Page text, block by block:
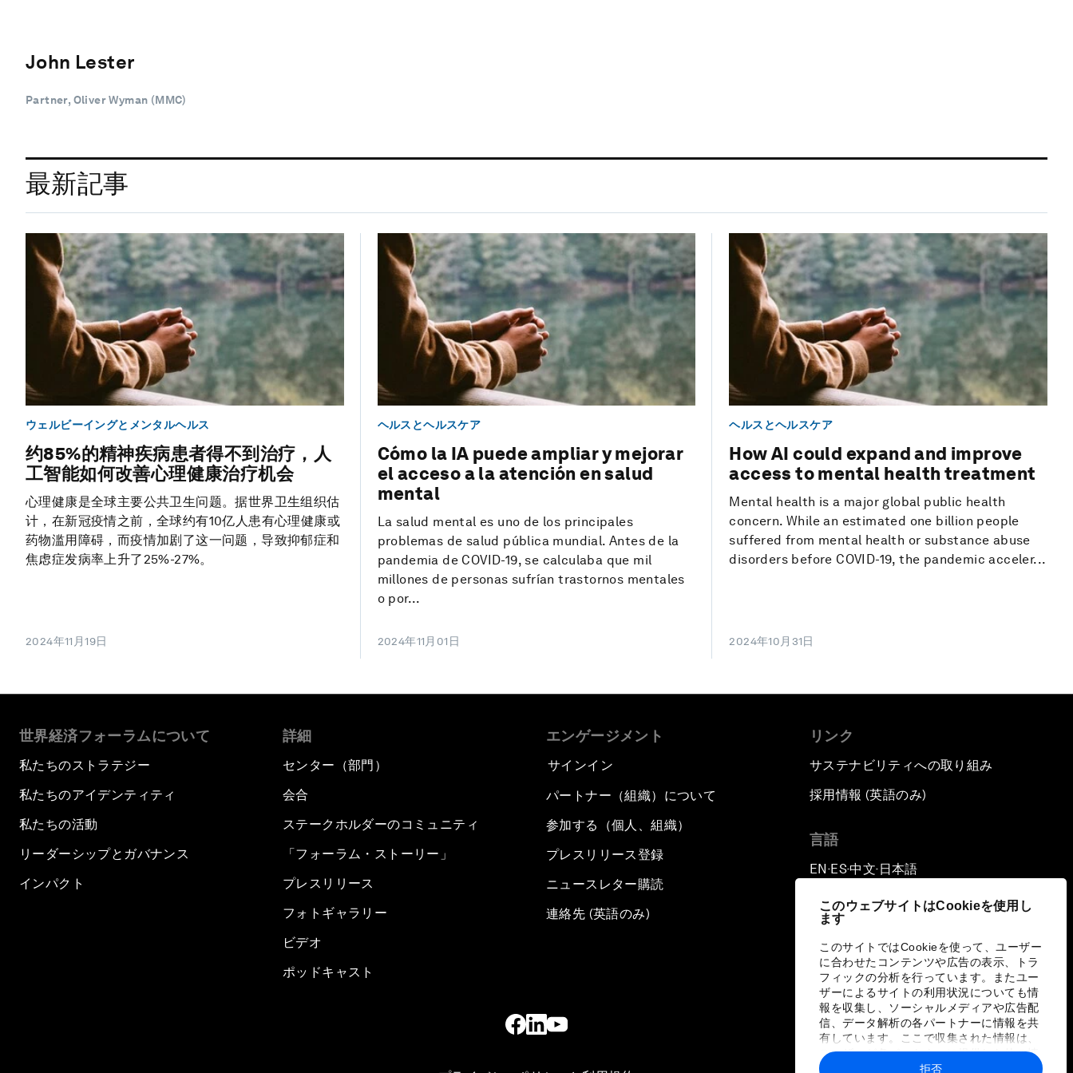
このウェブサイトはCookieを使用し
ます
このサイトではCookieを使って、ユーザー
に合わせたコンテンツや広告の表示、トラ
フィックの分析を行っています。またユー
ザーによるサイトの利用状況についても情
報を収集し、ソーシャルメディアや広告配
信、データ解析の各パートナーに情報を共
有しています。ここで収集された情報は、
ユーザーが各パートナーに提供した他の情
報や各パートナーのサービスを使用した際
拒否
John Lester
Partner, Oliver Wyman (MMC)
最新記事
ウェルビーイングとメンタルヘルス
约85%的精神疾病患者得不到治疗，人
工智能如何改善心理健康治疗机会
心理健康是全球主要公共卫生问题。据世界卫生组织估
计，在新冠疫情之前，全球约有10亿人患有心理健康或
药物滥用障碍，而疫情加剧了这一问题，导致抑郁症和
焦虑症发病率上升了25%-27%。
2024年11月19日
ヘルスとヘルスケア
Cómo la IA puede ampliar y mejorar
el acceso a la atención en salud
mental
La salud mental es uno de los principales
problemas de salud pública mundial. Antes de la
pandemia de COVID-19, se calculaba que mil
millones de personas sufrían trastornos mentales
o por...
2024年11月01日
ヘルスとヘルスケア
How AI could expand and improve
access to mental health treatment
Mental health is a major global public health
concern. While an estimated one billion people
suffered from mental health or substance abuse
disorders before COVID-19, the pandemic acceler...
2024年10月31日
世界経済フォーラムについて
私たちのストラテジー
私たちのアイデンティティ
私たちの活動
リーダーシップとガバナンス
インパクト
詳細
センター（部門）
会合
ステークホルダーのコミュニティ
「フォーラム・ストーリー」
プレスリリース
フォトギャラリー
ビデオ
ポッドキャスト
エンゲージメント
サインイン
パートナー（組織）について
参加する（個人、組織）
プレスリリース登録
ニュースレター購読
連絡先 (英語のみ)
リンク
サステナビリティへの取り組み
採用情報 (英語のみ)
言語
EN ▪ ES▪中文▪ 日本語